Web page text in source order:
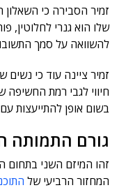
זמיר הסבירה כי
להשוואה על סמך
זמיר ציינה עוד כי
חיווי לגבי רמת
בשום אופן להתייעצות
גורם התמותה
זהו המיזם השני בתחום
המחזור הרביעי של